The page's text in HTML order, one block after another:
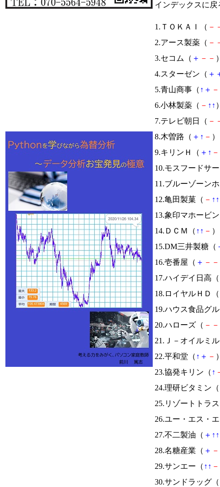
インデックスに戻
1.ＴＯＫＡＩ（ －
2.アース製薬（ －
3.セコム（ ＋ － －
4.スターゼン（ ＋
5.青山商事（ ↑ ＋ －
6.小林製薬（ － ↑ ↑
7.テレビ朝日（ －
8.木曽路（ ＋ ↑ －
9.キリンＨ（ ＋ ↑ －
10.モスフードサ
11.ブルーゾーン
12.亀田製菓（ － ↑ ↑
13.象印マホービ
14.ＤＣＭ（ ↑ ↑ －
15.DM三井製糖（
16.壱番屋（ ＋ － －
17.ハイデイ日高（
18.ロイヤルＨＤ（
19.ハウス食品グ
20.ハローズ（ － －
21.Ｊ－オイルミ
22.平和堂（ ↑ ＋ －
23.協発キリン（ ↑
24.理研ビタミン（
25.リゾートトラ
26.ユー・エス・
27.不二製油（ ＋ ↑ ↑
28.名糖産業（ ＋ －
29.サンエー（ ↑ ↑ －
30.サンドラッグ（